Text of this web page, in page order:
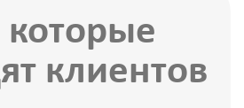
которые
клиентов